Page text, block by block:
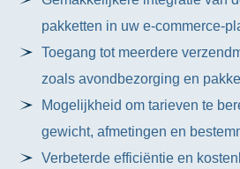
pakketten in uw e-commerce-
Toegang tot meerdere
zoals avondbezorging en
Mogelijkheid om tarieven te
gewicht, afmetingen en
Verbeterde efficiëntie en